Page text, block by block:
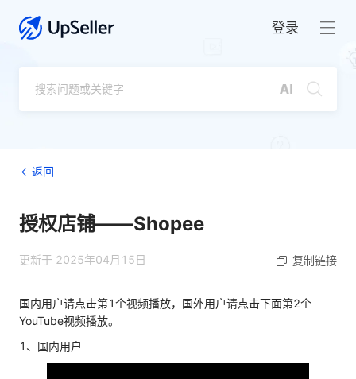
登录
返回
授权店铺——Shopee
更新于 2025年04月15日 复制链接
国内用户请点击第1个视频播放，国外用户请点击下面第2个
YouTube视频播放。
1、国内用户